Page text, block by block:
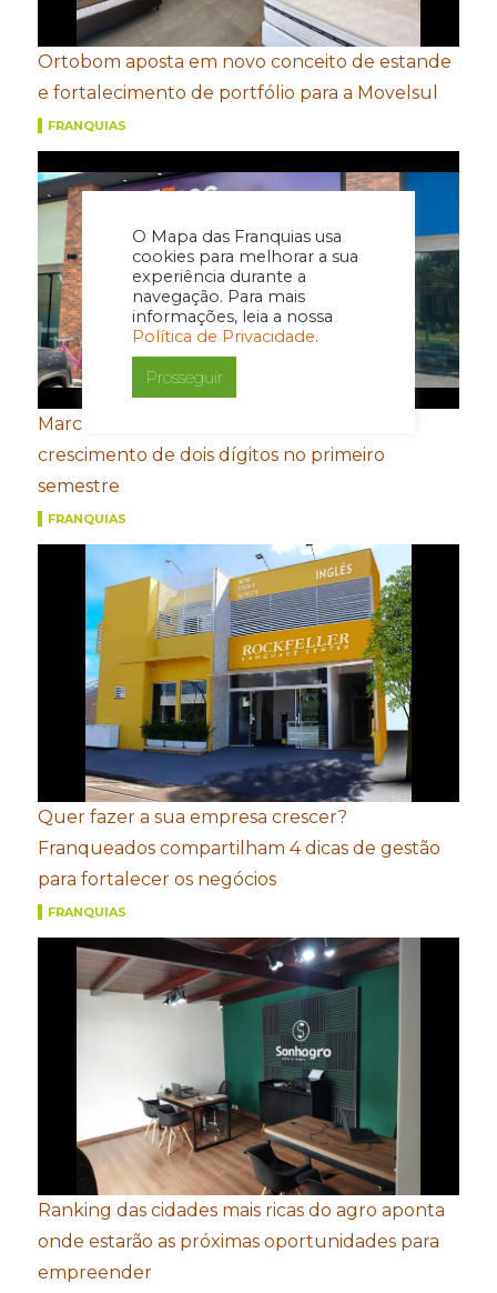
O Mapa das Franquias usa
cookies para melhorar a sua
experiência durante a
navegação. Para mais
informações, leia a nossa
Política de Privacidade.
Prosseguir
Ortobom aposta em novo conceito de estande
e fortalecimento de portfólio para a Movelsul
FRANQUIAS
Marcas do Grupo FROTH registram
crescimento de dois dígitos no primeiro
semestre
FRANQUIAS
Quer fazer a sua empresa crescer?
Franqueados compartilham 4 dicas de gestão
para fortalecer os negócios
FRANQUIAS
Ranking das cidades mais ricas do agro aponta
onde estarão as próximas oportunidades para
empreender